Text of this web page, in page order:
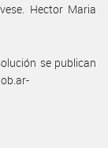
Hector Maria
se publican